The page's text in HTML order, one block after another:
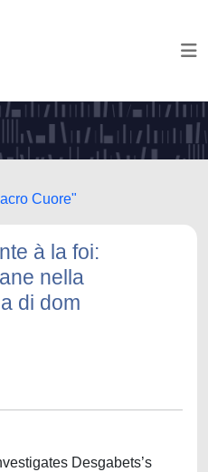
Cuore"
à la foi:
nella
di dom
Desgabets’s